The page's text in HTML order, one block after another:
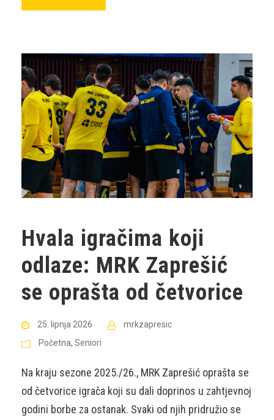
Hvala igračima koji
odlaze: MRK Zaprešić
se oprašta od četvorice
25. lipnja 2026
mrkzapresic
Početna, Seniori
Na kraju sezone 2025./26., MRK Zaprešić oprašta se
od četvorice igrača koji su dali doprinos u zahtjevnoj
godini borbe za ostanak. Svaki od njih pridružio se